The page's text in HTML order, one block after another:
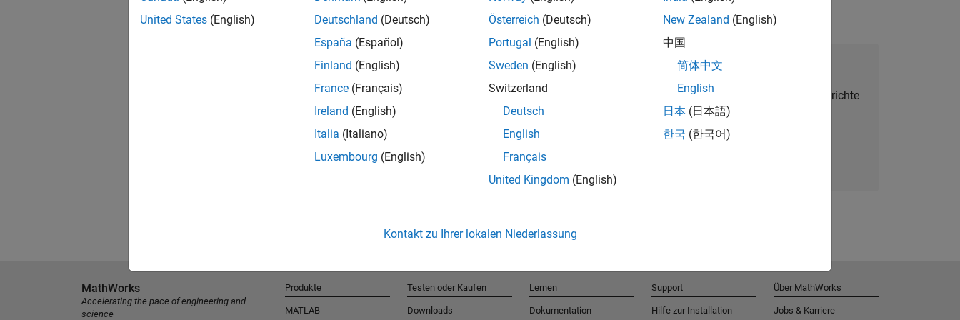
Talent Network beitreten
Erhalten Sie personalisierte Stellenangebote, Berichte
und Unternehmensneuigkeiten.
United States (English)
Deutschland (Deutsch)
España (Español)
Finland (English)
France (Français)
Ireland (English)
Italia (Italiano)
Luxembourg (English)
Österreich (Deutsch)
Portugal (English)
Sweden (English)
Switzerland
Deutsch
English
Français
United Kingdom (English)
New Zealand (English)
中国
简体中文
English
日本 (日本語)
한국 (한국어)
Kontakt zu Ihrer lokalen Niederlassung
MathWorks
Accelerating the pace of engineering and
science
Produkte
MATLAB
Testen oder Kaufen
Downloads
Lernen
Dokumentation
Support
Hilfe zur Installation
Über MathWorks
Jobs & Karriere